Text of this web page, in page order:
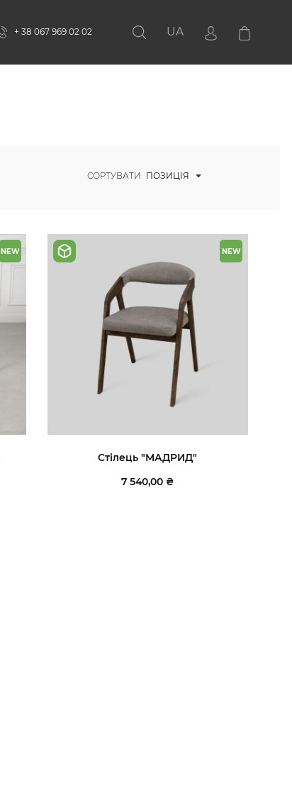
+ 38 067 969 02 02 ПошукUA
СОРТУВАТИ ПОЗИЦІЯ
NEW NEW
Стілець "МАДРИД"
7 540,00 ₴